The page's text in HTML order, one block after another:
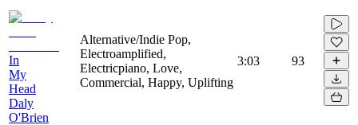
In
My
Head
Daly
O'Brien
Alternative/Indie Pop,
Electroamplified,
Electricpiano, Love,
Commercial, Happy, Uplifting
3:03 93